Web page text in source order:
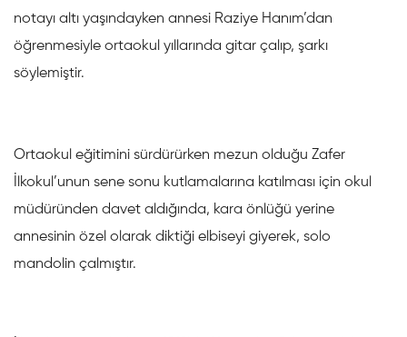
notayı altı yaşındayken annesi Raziye Hanım’dan
öğrenmesiyle ortaokul yıllarında gitar çalıp, şarkı
söylemiştir.
Ortaokul eğitimini sürdürürken mezun olduğu Zafer
İlkokul’unun sene sonu kutlamalarına katılması için okul
müdüründen davet aldığında, kara önlüğü yerine
annesinin özel olarak diktiği elbiseyi giyerek, solo
mandolin çalmıştır.